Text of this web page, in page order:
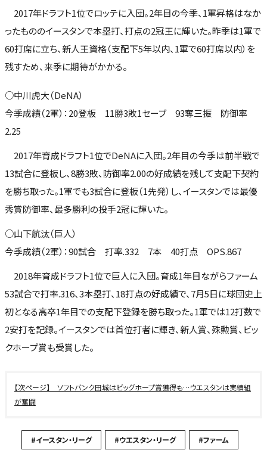
2017年ドラフト1位でロッテに入団。2年目の今季、1軍昇格はなか
ったもののイースタンで本塁打、打点の2冠王に輝いた。昨季は1軍で
60打席に立ち、新人王資格（支配下5年以内、1軍で60打席以内）を
残すため、来季に期待がかかる。
○中川虎大（DeNA）
今季成績（2軍）：20登板 11勝3敗1セーブ 93奪三振 防御率
2.25
2017年育成ドラフト1位でDeNAに入団。2年目の今季は前半戦で
13試合に登板し、8勝3敗、防御率2.00の好成績を残して支配下契約
を勝ち取った。1軍でも3試合に登板（1先発）し、イースタンでは最優
秀賞防御率、最多勝利の投手2冠に輝いた。
○山下航汰（巨人）
今季成績（2軍）：90試合 打率.332 7本 40打点 OPS.867
2018年育成ドラフト1位で巨人に入団。育成1年目ながらファーム
53試合で打率.316、3本塁打、18打点の好成績で、7月5日に球団史上
初となる高卒1年目での支配下登録を勝ち取った。1軍では12打数で
2安打を記録。イースタンでは首位打者に輝き、新人賞、殊勲賞、ビッ
クホープ賞も受賞した。
ソフトバンク田城はビッグホープ賞獲得も…ウエスタンは実績組
が奮闘
#イースタン・リーグ #ウエスタン・リーグ #ファーム